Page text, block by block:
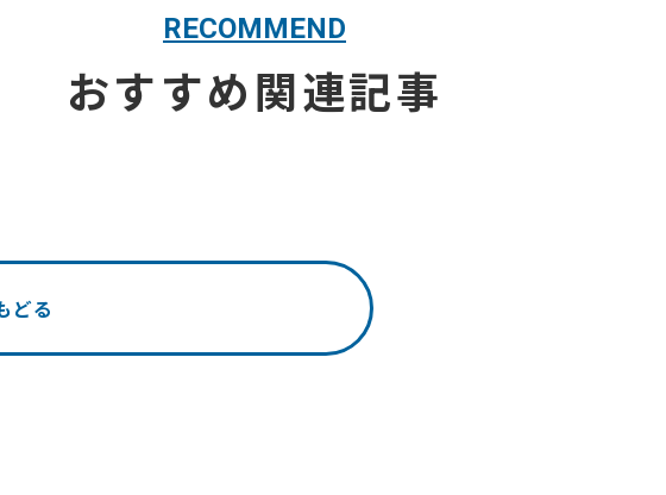
RECOMMEND
おすすめ関連記事
どる